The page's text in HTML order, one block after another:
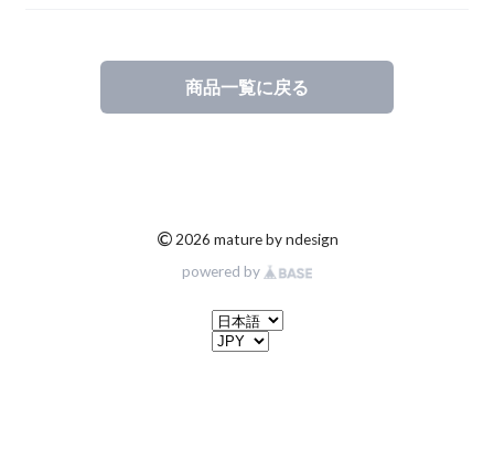
商品一覧に戻る
©2026 mature by ndesign
powered by